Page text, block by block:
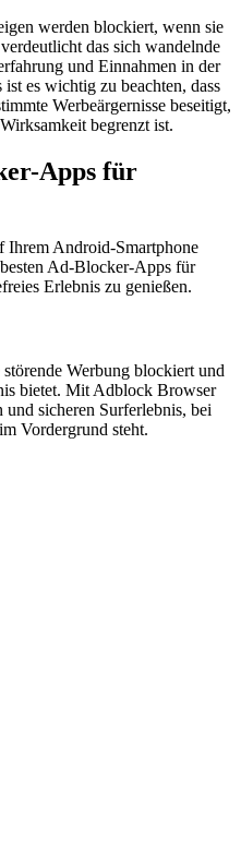
werden blockiert, wenn sie
das sich wandelnde
und Einnahmen in der
es wichtig zu beachten, dass
Werbeärgernisse beseitigt,
begrenzt ist.
Apps für
Ihrem Android-Smartphone
Ad-Blocker-Apps für
Erlebnis zu genießen.
Werbung blockiert und
bietet. Mit Adblock Browser
sicheren Surferlebnis, bei
Vordergrund steht.